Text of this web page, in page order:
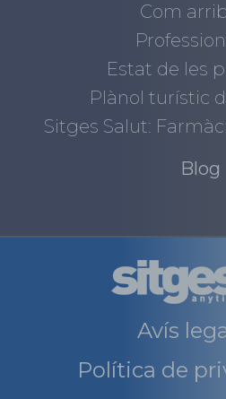
Com
Estat de les
Plànol turístic
Sitges Salut:
Blog
Avís
Política de